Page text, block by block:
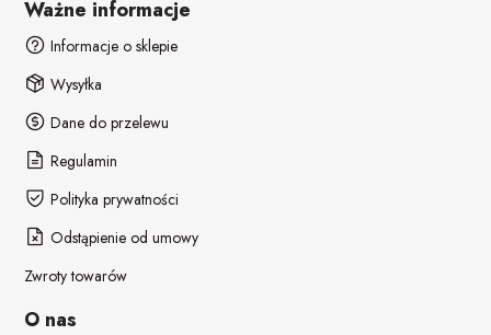
Ważne informacje
Informacje o sklepie
Wysyłka
Dane do przelewu
Regulamin
Polityka prywatności
Odstąpienie od umowy
Zwroty towarów
O nas